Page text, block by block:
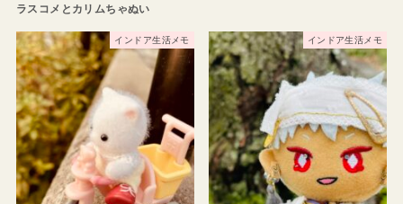
ラスコメとカリムちゃぬい
インドア生活メモ インドア生活メモ